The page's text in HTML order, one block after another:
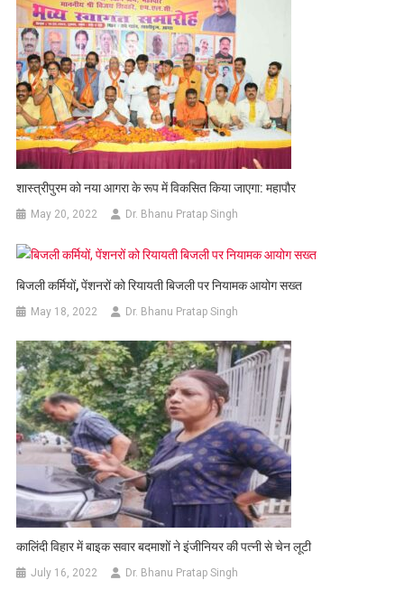
शास्त्रीपुरम को नया आगरा के रूप में विकसित किया जाएगा: महापौर
May 20, 2022 Dr. Bhanu Pratap Singh
बिजली कर्मियों, पेंशनरों को रियायती बिजली पर नियामक आयोग सख्त
May 18, 2022 Dr. Bhanu Pratap Singh
कालिंदी विहार में बाइक सवार बदमाशों ने इंजीनियर की पत्नी से चेन लूटी
July 16, 2022 Dr. Bhanu Pratap Singh